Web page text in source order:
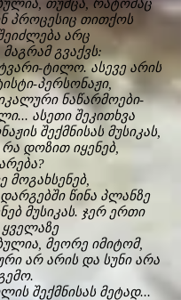
თუმცა, რატომაც
პროცესიც თითქოს
არც
გვაქვს:
ტილო. ასევე არის
პერსონაჟი,
ნაწარმოები-
ასეთი შეკითხვა
შექმნისას მუსიკას,
დოზით იყენებ,
მოგახსენებ,
წინა პლანზე
მუსიკას. ჯერ ერთი
მეორე იმიტომ,
არ არის და სუნი არა
შექმნისას მეტად...